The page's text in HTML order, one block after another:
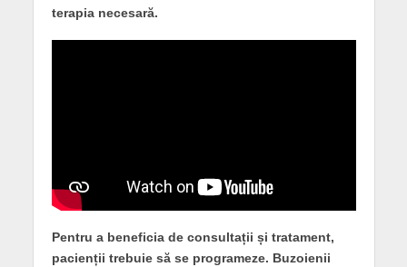
terapia necesară.
Pentru a beneficia de consultații și tratament,
pacienții trebuie să se programeze. Buzoienii